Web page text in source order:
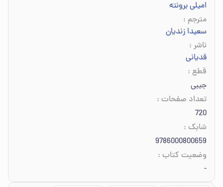
امیلی برونته
مترجم :
سعیدا زندیان
ناشر :
قدیانی
قطع :
جیبی
تعداد صفحات :
720
شابک :
9786000800659
وضعیت کتاب :
-